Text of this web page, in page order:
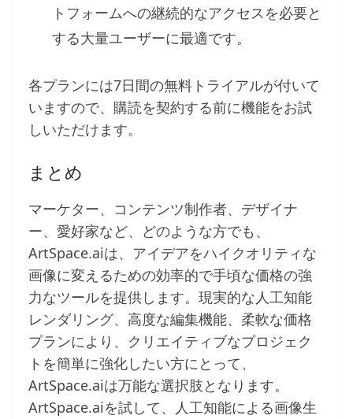
トフォームへの継続的なアクセスを必要と
する大量ユーザーに最適です。
各プランには7日間の無料トライアルが付いて
いますので、購読を契約する前に機能をお試
しいただけます。
まとめ
マーケター、コンテンツ制作者、デザイナ
ー、愛好家など、どのような方でも、
ArtSpace.aiは、アイデアをハイクオリティな
画像に変えるための効率的で手頃な価格の強
力なツールを提供します。現実的な人工知能
レンダリング、高度な編集機能、柔軟な価格
プランにより、クリエイティブなプロジェク
トを簡単に強化したい方にとって、
ArtSpace.aiは万能な選択肢となります。
ArtSpace.aiを試して、人工知能による画像生